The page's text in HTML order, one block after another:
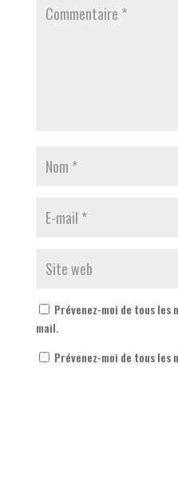
Prévenez-moi de tous les
mail.
Prévenez-moi de tous